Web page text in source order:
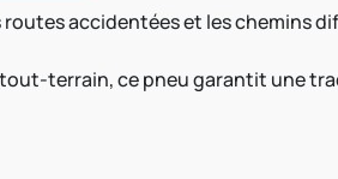
accidentées et les chemins
terrain, ce pneu garantit une